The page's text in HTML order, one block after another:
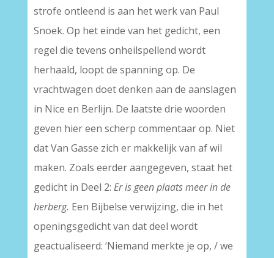
strofe ontleend is aan het werk van Paul
Snoek. Op het einde van het gedicht, een
regel die tevens onheilspellend wordt
herhaald, loopt de spanning op. De
vrachtwagen doet denken aan de aanslagen
in Nice en Berlijn. De laatste drie woorden
geven hier een scherp commentaar op. Niet
dat Van Gasse zich er makkelijk van af wil
maken. Zoals eerder aangegeven, staat het
gedicht in Deel 2: Er is geen plaats meer in de
herberg. Een Bijbelse verwijzing, die in het
openingsgedicht van dat deel wordt
geactualiseerd: ‘Niemand merkte je op, / we